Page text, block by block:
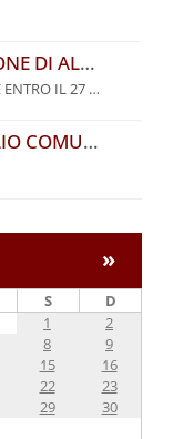
BANDO PER L’ASSEGNAZIONE DI ALLOGGI DI EDILIZIA RESIDENZIALE PUBBLICA DEL COMUNE DI PALAZZUOLO SUL SENIO – ANNO 2026
PRESENTAZIONE DELLE DOMANDE ENTRO IL 27 SETTEMBRE 2026
CONVOCAZIONE CONSIGLIO COMUNALE
»
S
D
1
2
8
9
15
16
22
23
29
30